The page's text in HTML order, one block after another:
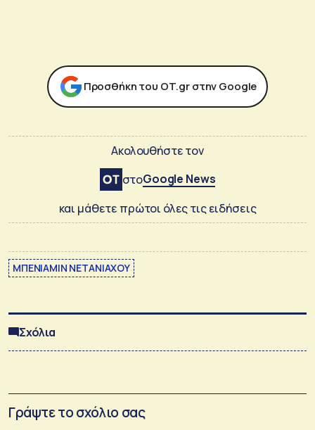
Προσθήκη του ΟΤ.gr στην Google
Ακολουθήστε τον
στοGoogle News
και μάθετε πρώτοι όλες τις ειδήσεις
ΜΠΕΝΙΑΜΙΝ ΝΕΤΑΝΙΑΧΟΥ
Σχόλια
Γράψτε το σχόλιο σας